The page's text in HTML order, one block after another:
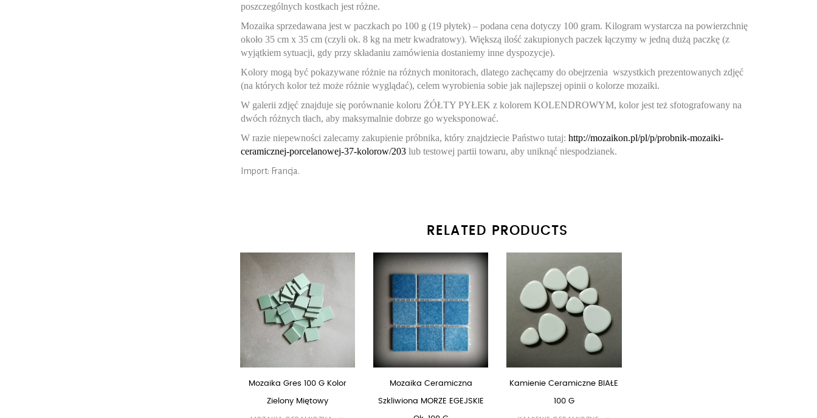
poszczególnych kostkach jest różne.
Mozaika sprzedawana jest w paczkach po 100 g (19 płytek) – podana cena dotyczy 100 gram. Kilogram wystarcza na powierzchnię
około 35 cm x 35 cm (czyli ok. 8 kg na metr kwadratowy). Większą ilość zakupionych paczek łączymy w jedną dużą paczkę (z
wyjątkiem sytuacji, gdy przy składaniu zamówienia dostaniemy inne dyspozycje).
Kolory mogą być pokazywane różnie na różnych monitorach, dlatego zachęcamy do obejrzenia wszystkich prezentowanych zdjęć
(na których kolor też może różnie wyglądać), celem wyrobienia sobie jak najlepszej opinii o kolorze mozaiki.
W galerii zdjęć znajduje się porównanie koloru ŻÓŁTY PYŁEK z kolorem KOLENDROWYM, kolor jest też sfotografowany na
dwóch różnych tłach, aby maksymalnie dobrze go wyeksponować.
W razie niepewności zalecamy zakupienie próbnika, który znajdziecie Państwo tutaj: http://mozaikon.pl/pl/p/probnik-mozaiki-
ceramicznej-porcelanowej-37-kolorow/203lub testowej partii towaru, aby uniknąć niespodzianek.
Import: Francja.
RELATED PRODUCTS
Mozaika Gres 100 G Kolor
Zielony Miętowy
Mozaika Ceramiczna
Szkliwiona MORZE EGEJSKIE
Kamienie Ceramiczne BIAŁE
100 G